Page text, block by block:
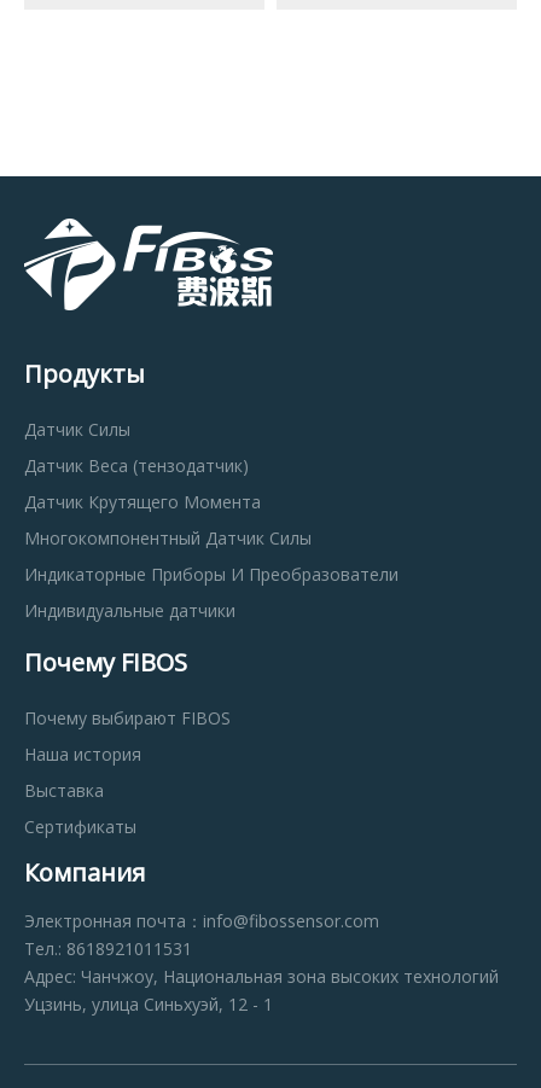
Продукты
Датчик Силы
Датчик Веса (тензодатчик)
Датчик Крутящего Момента
Многокомпонентный Датчик Силы
Индикаторные Приборы И Преобразователи
Индивидуальные датчики
Почему FIBOS
Почему выбирают FIBOS
Наша история
Выставка
Сертификаты
Компания
Электронная почта：info@fibossensor.com
Тел.: 8618921011531
Адрес: Чанчжоу, Национальная зона высоких технологий
Уцзинь, улица Синьхуэй, 12 - 1